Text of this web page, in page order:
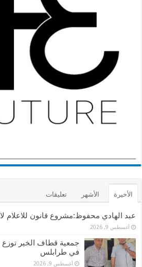
الأخيرة الأشهر تعليقات
عبد الهادي محفوظ:مشروع قانون للاعلام لا
أغسطس 9, 2026
جمعية قطاف الخير
في طرابلس
أغسطس 9, 2026